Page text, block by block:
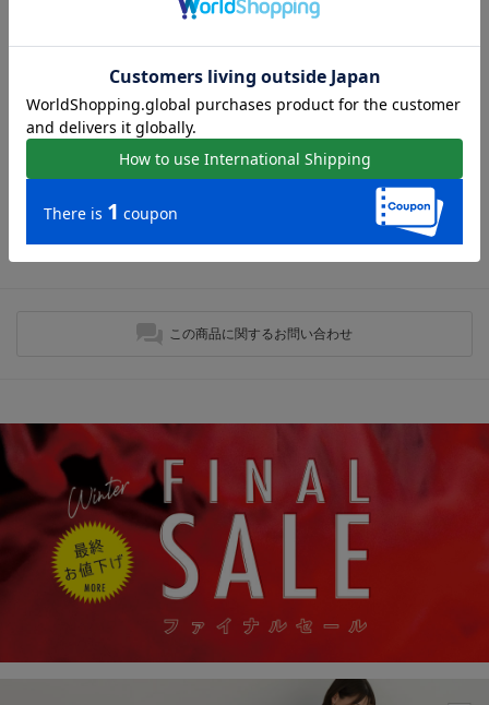
ローファーの人気アイテム
現在おすすめアイテムはありません。
最近チェックしたアイテムはありません。
この商品に関するお問い合わせ